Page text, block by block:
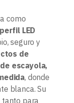
como
LED
seguro y
de
escayola,
, donde
blanca. Su
tanto para